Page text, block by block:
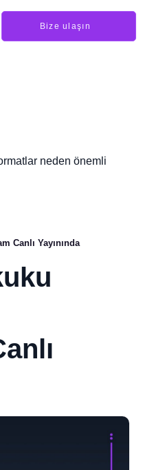
Bize ulaşın
neden önemli
Canlı Yayınında